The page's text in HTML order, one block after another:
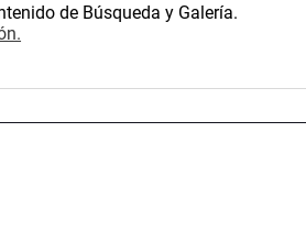
de Búsqueda y Galería.